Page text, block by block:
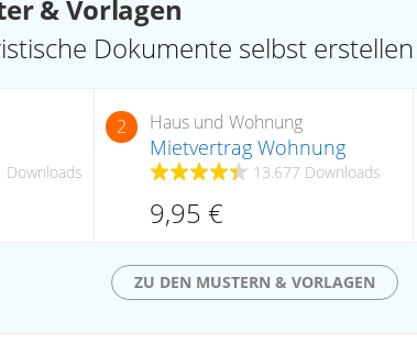
& Vorlagen
Dokumente selbst erstellen
Downloads
2 Haus und Wohnung
Mietvertrag Wohnung
13.677 Downloads
9,95 €
ZU DEN MUSTERN & VORLAGEN